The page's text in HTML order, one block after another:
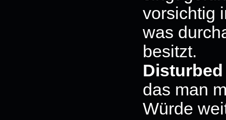
vorsichtig
was
besitzt.
Disturbed
das man
Würde